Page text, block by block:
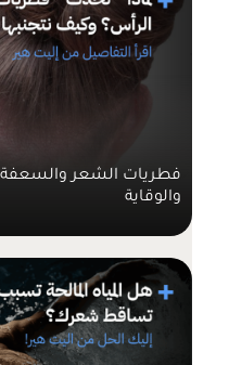
فطريات الشعر
والوقاية